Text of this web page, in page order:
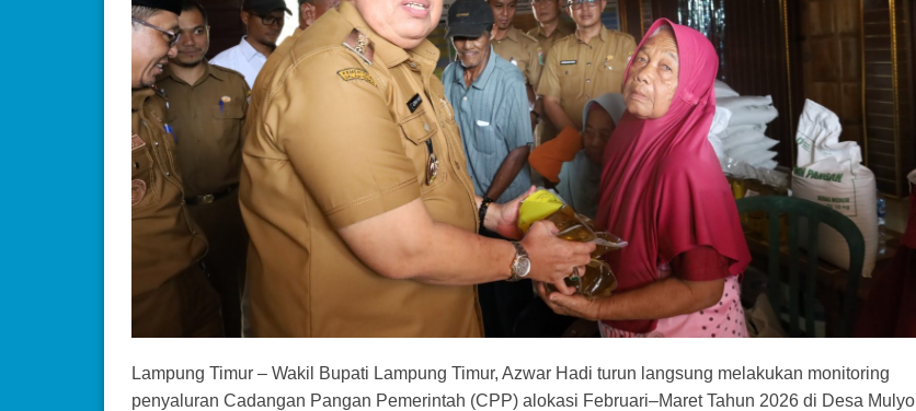
Lampung Timur – Wakil Bupati Lampung Timur, Azwar Hadi turun langsung melakukan monitoring
penyaluran Cadangan Pangan Pemerintah (CPP) alokasi Februari–Maret Tahun 2026 di Desa Mulyo